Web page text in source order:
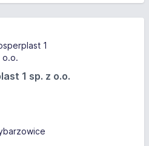
1 sp. z o.o.